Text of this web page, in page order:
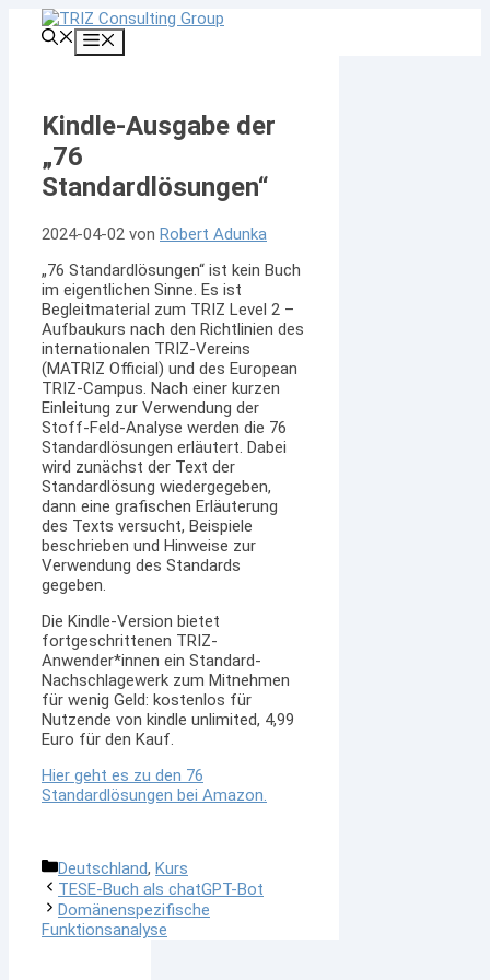
Inhalt
Kindle-Ausgabe der
„76
Standardlösungen“
2024-04-02 von Robert Adunka
„76 Standardlösungen“ ist kein Buch
im eigentlichen Sinne. Es ist
Begleitmaterial zum TRIZ Level 2 –
Aufbaukurs nach den Richtlinien des
internationalen TRIZ-Vereins
(MATRIZ Official) und des European
TRIZ-Campus. Nach einer kurzen
Einleitung zur Verwendung der
Stoff-Feld-Analyse werden die 76
Standardlösungen erläutert. Dabei
wird zunächst der Text der
Standardlösung wiedergegeben,
dann eine grafischen Erläuterung
des Texts versucht, Beispiele
beschrieben und Hinweise zur
Verwendung des Standards
gegeben.
Die Kindle-Version bietet
fortgeschrittenen TRIZ-
Anwender*innen ein Standard-
Nachschlagewerk zum Mitnehmen
für wenig Geld: kostenlos für
Nutzende von kindle unlimited, 4,99
Euro für den Kauf.
Hier geht es zu den 76
Standardlösungen bei Amazon.
Kategorien
Deutschland, Kurs
TESE-Buch als chatGPT-Bot
Domänenspezifische
Funktionsanalyse